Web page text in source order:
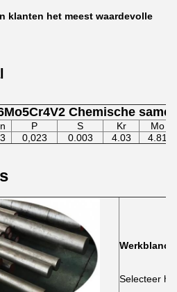
klanten het meest waardevolle
Chemische
P S Kr
Mo
0,023 0.003 4.03 4.81
Werkblanco
Selecteer